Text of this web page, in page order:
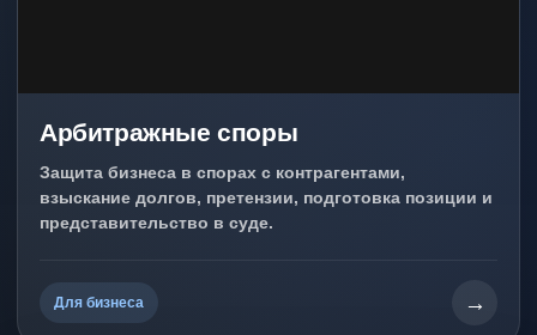
Арбитражные споры
Защита бизнеса в спорах с контрагентами,
взыскание долгов, претензии, подготовка позиции и
представительство в суде.
Для бизнеса →